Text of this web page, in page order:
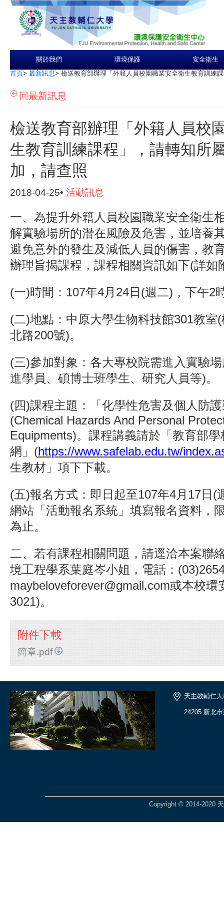
關於我們 環境保護 安全衛生
首頁> 最新訊息> 檢送教育部辦理「外籍人員校園職業安全衛生教育訓練
回最新訊息
檢送教育部辦理「外籍人員校
生教育訓練課程」，請轉知所
加，請查照
2018-04-25• 活動訊息
一、為提升外籍人員校園職業安全衛生
解實驗場所的潛在風險及危害，並培養
避免意外的發生及減低人員的傷害，教
辦理旨揭課程，課程相關資訊如下(詳如
(一)時間：107年4月24日(週二)，下午2
(二)地點：中原大學生物科技館301教室
北路200號)。
(三)參加對象：各大專校院需進入實驗
進學員、碩博士班學生、研究人員等)。
(四)課程主題：「化學性危害及個人防
(Chemical Hazards And Personal
Equipments)。課程講義請於「教育部
網」(https://www.safelab.edu.tw/
生教材」項下下載。
(五)報名方式：即日起至107年4月17日(
網站「活動報名系統」填寫報名資料，
為止。
二、若有課程相關問題，請逕洽本案聯
境工程學系葉庭岑小姐，電話：
maybeloveforever@gmail.com或本校環
3021)。
附件下載
簡章.pdf
天主教輔仁
24205 新北
Copyright © 2014-2020